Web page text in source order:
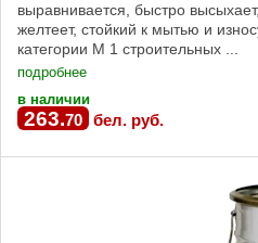
выравнивается, быстро
желтеет, стойкий к мытью и
категории М 1 строительных ...
подробнее
в наличии
263.70 бел. руб.